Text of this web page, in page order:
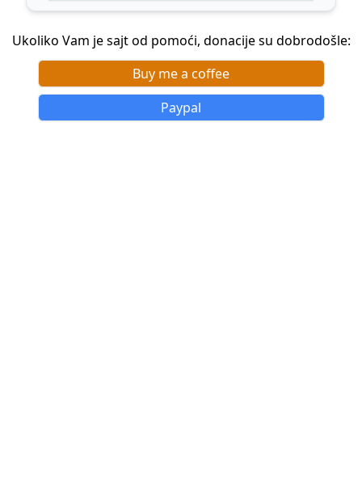
Ukoliko Vam je sajt od pomoći, donacije su dobrodošle:
Buy me a coffee
Paypal